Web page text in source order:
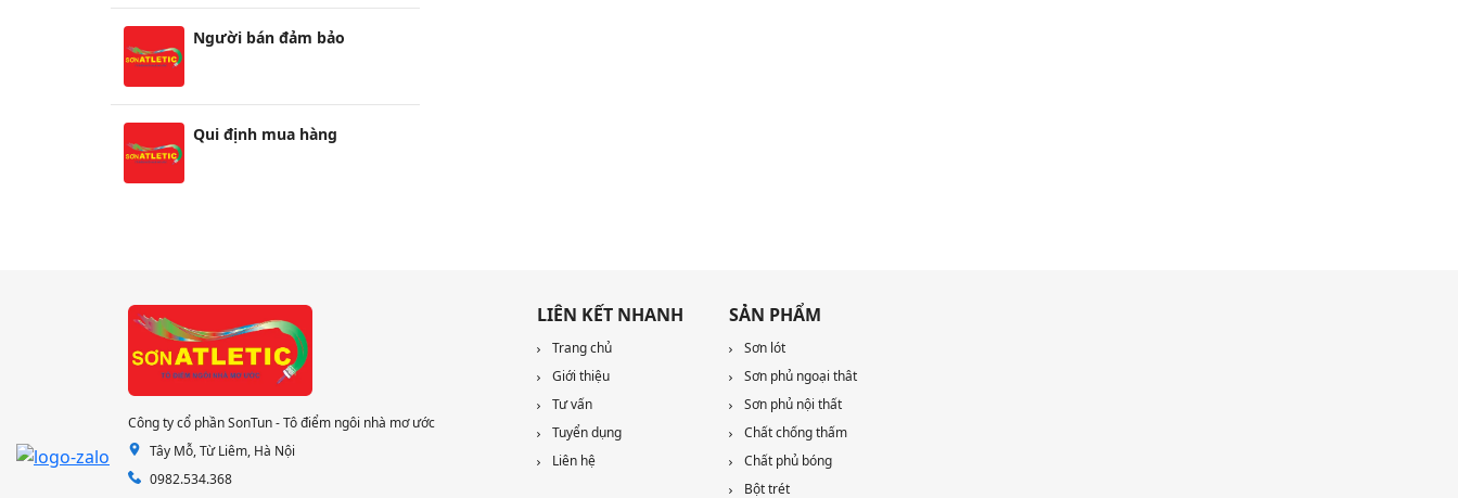
Người bán đảm bảo
Qui định mua hàng
Công ty cổ phần SonTun - Tô điểm ngôi nhà mơ ước
Tây Mỗ, Từ Liêm, Hà Nội
0982.534.368
LIÊN KẾT NHANH
Trang chủ
Giới thiệu
Tư vấn
Tuyển dụng
Liên hệ
SẢN PHẨM
Sơn lót
Sơn phủ ngoại thât
Sơn phủ nội thất
Chất chống thấm
Chất phủ bóng
Bột trét